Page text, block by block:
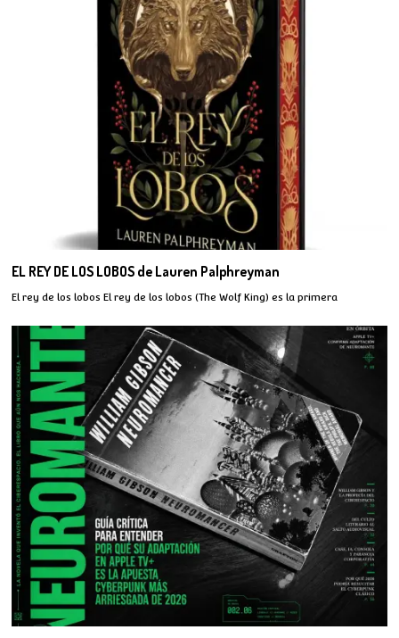
EL REY DE LOS LOBOS de Lauren Palphreyman
El rey de los lobos El rey de los lobos (The Wolf King) es la primera